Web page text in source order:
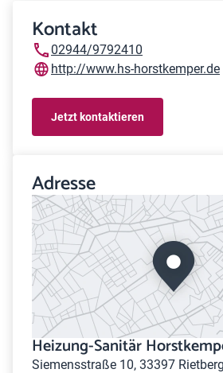
Kontakt
02944/9792410
http://www.hs-horstkemper.de
Jetzt kontaktieren
Adresse
Heizung-Sanitär
Siemensstraße 10, 33397